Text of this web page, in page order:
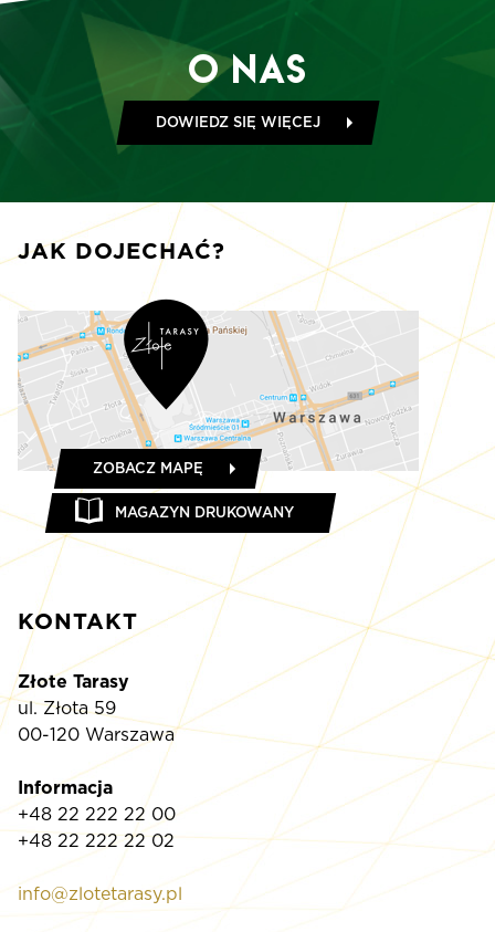
O Nas
DOWIEDZ SIĘ WIĘCEJ
KONTAKT
Złote Tarasy
ul. Złota 59
00-120 Warszawa
Informacja
+48 22 222 22 00
+48 22 222 22 02
info@zlotetarasy.pl
JAK DOJECHAĆ?
ZOBACZ MAPĘ
MAGAZYN DRUKOWANY